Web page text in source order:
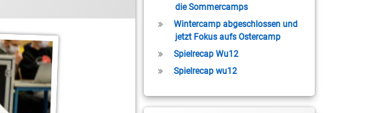
die Sommercamps
Wintercamp abgeschlossen und
jetzt Fokus aufs Ostercamp
Spielrecap Wu12
Spielrecap wu12